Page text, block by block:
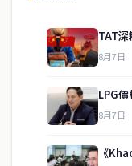
TAT
8月7日
LPG
8月7日
《